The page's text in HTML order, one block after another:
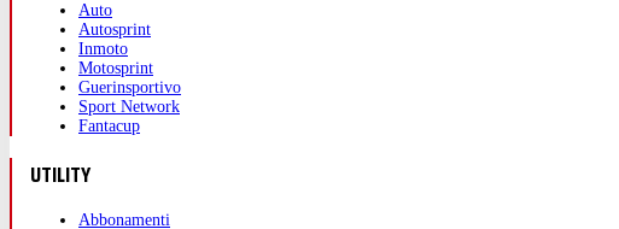
Auto
Autosprint
Inmoto
Motosprint
Guerinsportivo
Sport Network
Fantacup
UTILITY
Abbonamenti